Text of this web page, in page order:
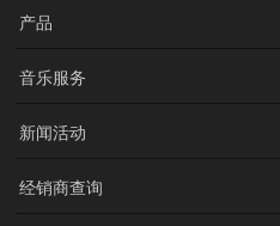
产品
音乐服务
新闻活动
经销商查询